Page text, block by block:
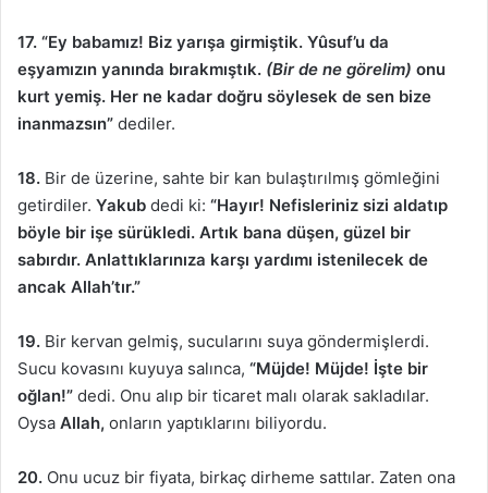
17. “Ey babamız! Biz yarışa girmiştik. Yûsuf’u da
eşyamızın yanında bırakmıştık. (Bir de ne görelim) onu
kurt yemiş. Her ne kadar doğru söylesek de sen bize
inanmazsın” dediler.
18. Bir de üzerine, sahte bir kan bulaştırılmış gömleğini
getirdiler. Yakub dedi ki: “Hayır! Nefisleriniz sizi aldatıp
böyle bir işe sürükledi. Artık bana düşen, güzel bir
sabırdır. Anlattıklarınıza karşı yardımı istenilecek de
ancak Allah’tır.”
19. Bir kervan gelmiş, sucularını suya göndermişlerdi.
Sucu kovasını kuyuya salınca, “Müjde! Müjde! İşte bir
oğlan!” dedi. Onu alıp bir ticaret malı olarak sakladılar.
Oysa Allah, onların yaptıklarını biliyordu.
20. Onu ucuz bir fiyata, birkaç dirheme sattılar. Zaten ona